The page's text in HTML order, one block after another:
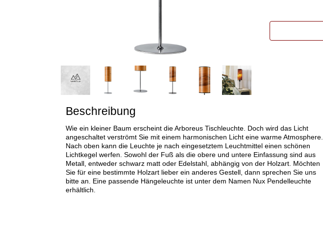
Beschreibung
Wie ein kleiner Baum erscheint die Arboreus Tischleuchte. Doch wird das Licht
angeschaltet verströmt Sie mit einem harmonischen Licht eine warme Atmosphere.
Nach oben kann die Leuchte je nach eingesetztem Leuchtmittel einen schönen
Lichtkegel werfen. Sowohl der Fuß als die obere und untere Einfassung sind aus
Metall, entweder schwarz matt oder Edelstahl, abhängig von der Holzart. Möchten
Sie für eine bestimmte Holzart lieber ein anderes Gestell, dann sprechen Sie uns
bitte an. Eine passende Hängeleuchte ist unter dem Namen Nux Pendelleuchte
erhältlich.